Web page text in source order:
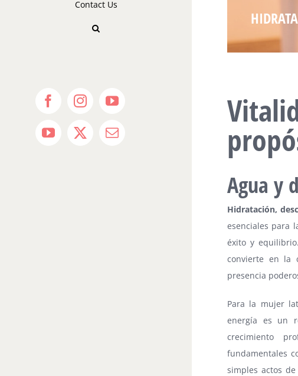
Contact Us
FacebookInstagramYouTube
YouTube
X Email
Agua y
Hidratación,
esenciales para
éxito y
convierte en la
presencia
Para la mujer
energía es un
crecimiento
fundamentales
simples actos